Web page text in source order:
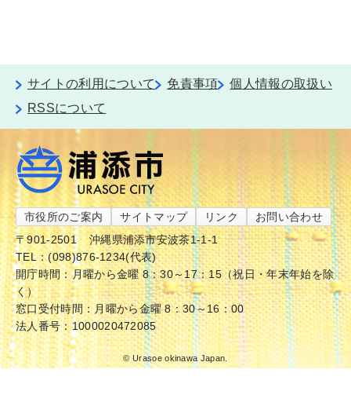
サイトの利用について 免責事項
個人情報の取扱い
RSSについて
市役所のご案内 サイトマップ リンク
お問い合わせ
〒901-2501
沖縄県浦添市安波茶1-1-1
TEL：(098)876-1234(代表)
開庁時間：月曜から金曜 8：30～17：15（祝日・年末年始を除
く）
窓口受付時間：月曜から金曜 8：30～16：00
法人番号：1000020472085
© Urasoe okinawa Japan.